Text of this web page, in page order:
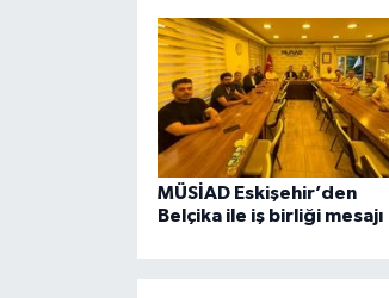
MÜSİAD Eskişehir’den
Belçika ile iş birliği mesajı